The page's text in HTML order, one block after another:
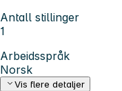
Antall stillinger
1
Arbeidsspråk
Norsk
Vis flere detaljer